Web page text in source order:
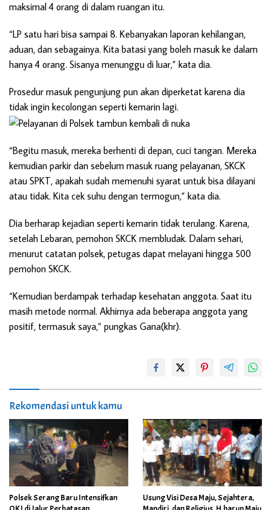
maksimal 4 orang di dalam ruangan itu.
“LP satu hari bisa sampai 8. Kebanyakan laporan kehilangan,
aduan, dan sebagainya. Kita batasi yang boleh masuk ke dalam
hanya 4 orang. Sisanya menunggu di luar,” kata dia.
Prosedur masuk pengunjung pun akan diperketat karena dia
tidak ingin kecolongan seperti kemarin lagi.
“Begitu masuk, mereka berhenti di depan, cuci tangan. Mereka
kemudian parkir dan sebelum masuk ruang pelayanan, SKCK
atau SPKT, apakah sudah memenuhi syarat untuk bisa dilayani
atau tidak. Kita cek suhu dengan termogun,” kata dia.
Dia berharap kejadian seperti kemarin tidak terulang. Karena,
setelah Lebaran, pemohon SKCK membludak. Dalam sehari,
menurut catatan polsek, petugas dapat melayani hingga 500
pemohon SKCK.
“Kemudian berdampak terhadap kesehatan anggota. Saat itu
masih metode normal. Akhirnya ada beberapa anggota yang
positif, termasuk saya,” pungkas Gana(khr).
Rekomendasi untuk kamu
Polsek Serang Baru Intensifkan
Usung Visi Desa Maju, Sejahtera,